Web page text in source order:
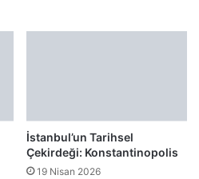
İstanbul’un Tarihsel
Çekirdeği: Konstantinopolis
19 Nisan 2026